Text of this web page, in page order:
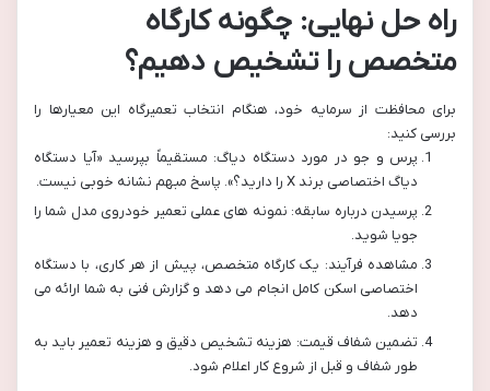
راه حل نهایی: چگونه کارگاه
متخصص را تشخیص دهیم؟
برای محافظت از سرمایه خود، هنگام انتخاب تعمیرگاه این معیارها را
بررسی کنید:
پرس و جو در مورد دستگاه دیاگ: مستقیماً بپرسید «آیا دستگاه
دیاگ اختصاصی برند X را دارید؟». پاسخ مبهم نشانه خوبی نیست.
پرسیدن درباره سابقه: نمونه های عملی تعمیر خودروی مدل شما را
جویا شوید.
مشاهده فرآیند: یک کارگاه متخصص، پیش از هر کاری، با دستگاه
اختصاصی اسکن کامل انجام می دهد و گزارش فنی به شما ارائه می
دهد.
تضمین شفاف قیمت: هزینه تشخیص دقیق و هزینه تعمیر باید به
طور شفاف و قبل از شروع کار اعلام شود.